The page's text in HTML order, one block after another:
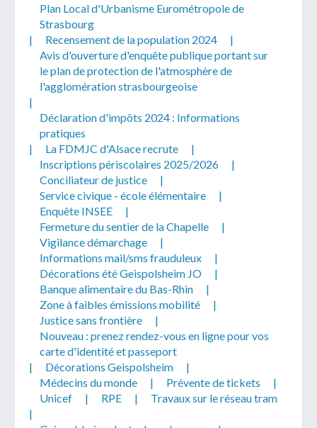
Plan Local d'Urbanisme Eurométropole de
Strasbourg
|
Recensement de la population 2024
|
Avis d'ouverture d'enquête publique portant sur
le plan de protection de l'atmosphère de
l'agglomération strasbourgeoise
|
Déclaration d'impôts 2024 : Informations
pratiques
|
La FDMJC d'Alsace recrute
|
Inscriptions périscolaires 2025/2026
|
Conciliateur de justice
|
Service civique - école élémentaire
|
Enquête INSEE
|
Fermeture du sentier de la Chapelle
|
Vigilance démarchage
|
Informations mail/sms frauduleux
|
Décorations été Geispolsheim JO
|
Banque alimentaire du Bas-Rhin
|
Zone à faibles émissions mobilité
|
Justice sans frontière
|
Nouveau : prenez rendez-vous en ligne pour vos
carte d'identité et passeport
|
Décorations Geispolsheim
|
Médecins du monde
| Prévente de tickets
|
Unicef
| RPE |
Travaux sur le réseau tram
|